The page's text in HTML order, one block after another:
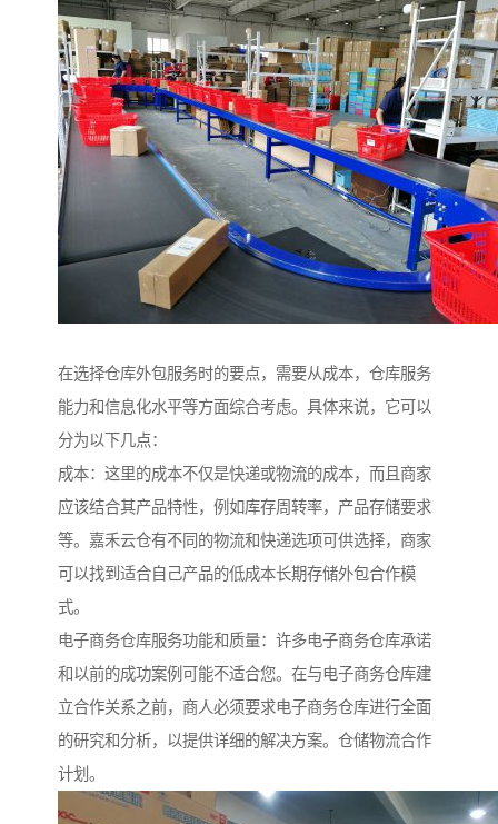
在选择仓库外包服务时的要点，需要从成本，仓库服务
能力和信息化水平等方面综合考虑。具体来说，它可以
分为以下几点：
成本：这里的成本不仅是快递或物流的成本，而且商家
应该结合其产品特性，例如库存周转率，产品存储要求
等。嘉禾云仓有不同的物流和快递选项可供选择，商家
可以找到适合自己产品的低成本长期存储外包合作模
式。
电子商务仓库服务功能和质量：许多电子商务仓库承诺
和以前的成功案例可能不适合您。在与电子商务仓库建
立合作关系之前，商人必须要求电子商务仓库进行全面
的研究和分析，以提供详细的解决方案。仓储物流合作
计划。